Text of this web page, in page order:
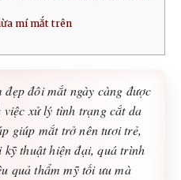
mí mắt trên
đẹp đôi mắt ngày càng được
xử lý tình trạng cắt da
giúp mắt trở nên tươi trẻ,
kỹ thuật hiện đại, quá trình
quả thẩm mỹ tối ưu mà